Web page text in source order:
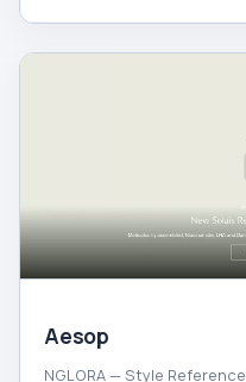
Aesop
NGLORA — Style Reference